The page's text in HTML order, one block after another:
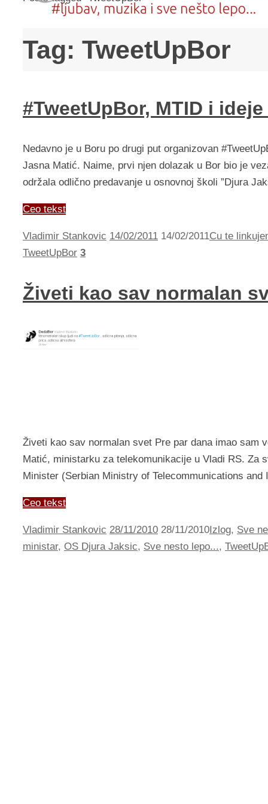
Tag: TweetUpBor
#TweetUpBor, MTID i
Nedavno je u Boru po drugi put organizovan
Jasna Matić. Naime, prvi njen dolazak u Bor bio je
održala odlično predavanje u osnovnoj školi ”Djura
Ceo tekst
Vladimir Stankovic 14/02/2011 14/02/2011Cu te
TweetUpBor 3
Živeti kao sav normalan
Živeti kao sav normalan svet Pre par dana imao sam
Matić, ministarku za telekomunikacije u Vladi RS. Za
Minister (Serbian Ministry of Telecommunications
Ceo tekst
Vladimir Stankovic 28/11/2010 28/11/2010 Izlog, Sve
ministar, OS Djura Jaksic, Sve nesto lepo...,